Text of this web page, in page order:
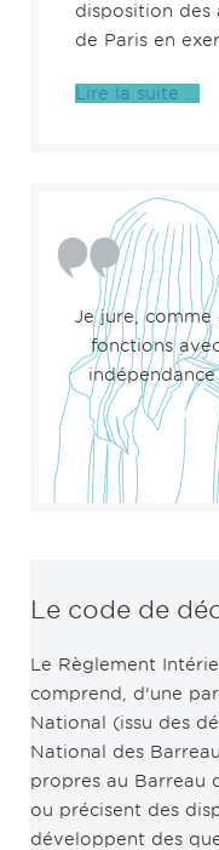
disposition des
de Paris en
Lire la suite ...
Je jure, comme
fonctions
Le code de
Le Règlement
comprend, d’une
National (issu des
National des
propres au Barreau
ou précisent des
développent des